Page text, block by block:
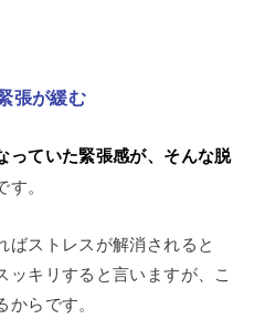
張が緩む
っていた緊張感が、そんな脱
す。
ばストレスが解消されると
キリすると言いますが、こ
らです。